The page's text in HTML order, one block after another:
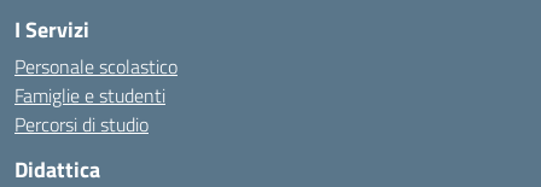
I Servizi
Personale scolastico
Famiglie e studenti
Percorsi di studio
Didattica